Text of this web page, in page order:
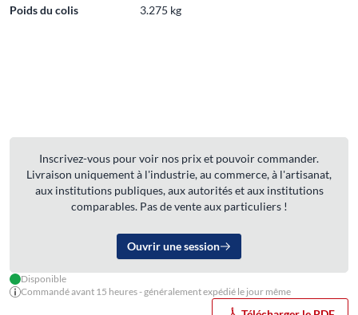
Poids du colis
3.275 kg
Inscrivez-vous pour voir nos prix et pouvoir commander.
Livraison uniquement à l'industrie, au commerce, à l'artisanat,
aux institutions publiques, aux autorités et aux institutions
comparables. Pas de vente aux particuliers !
Ouvrir une session
Disponible
Commandé avant 15 heures - généralement expédié le jour même